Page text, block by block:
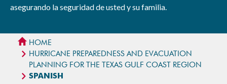
asegurando la seguridad de usted y su familia.
HOME
HURRICANE PREPAREDNESS AND EVACUATION
PLANNING FOR THE TEXAS GULF COAST REGION
SPANISH